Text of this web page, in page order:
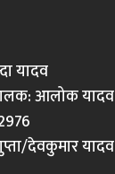
यादव
आलोक यादव
देवकुमार यादव